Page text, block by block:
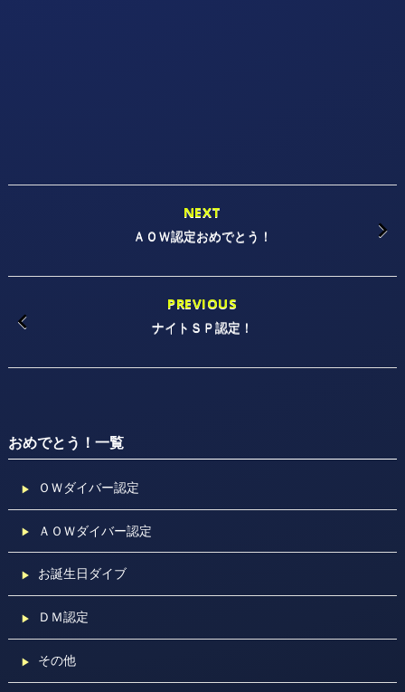
NEXT
ＡＯＷ認定おめでとう！
PREVIOUS
ナイトＳＰ認定！
おめでとう！一覧
ＯＷダイバー認定
ＡＯＷダイバー認定
お誕生日ダイブ
ＤＭ認定
その他